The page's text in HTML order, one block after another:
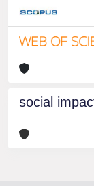
social